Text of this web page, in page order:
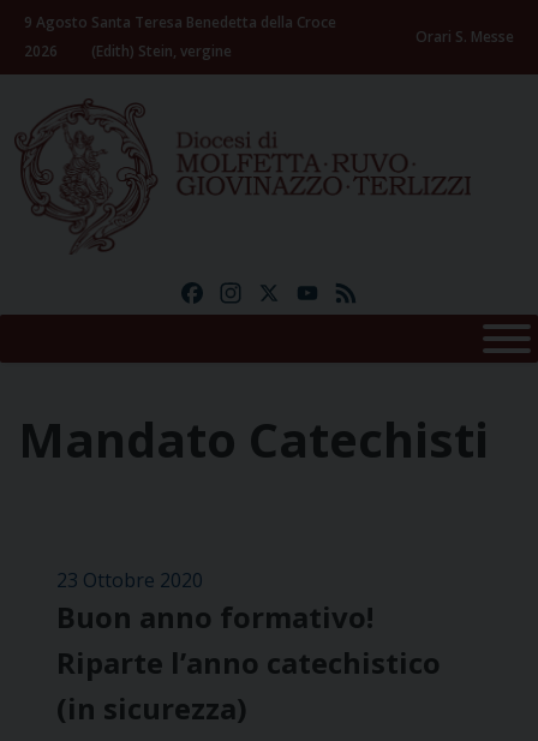
Skip
content
9 Agosto
2026
Santa Teresa Benedetta della Croce
(Edith) Stein, vergine
Orari S. Messe
FacebookInstagramYouTube
Mandato Catechisti
23 Ottobre 2020
Buon anno formativo!
Riparte l’anno catechistico
(in sicurezza)